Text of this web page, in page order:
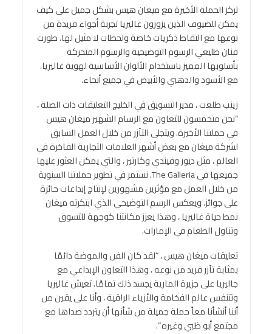
تركز الحملة الأخيرة مع ميغان هيس بشكل جميل على كيف
يمكن للضيوف الذين يزورون غاليريا تجربة أجواء فريدة من
نوعها مع التقاط ذكريات خاصة ولحظات لا مثيل لها. طورت
فنان طليعي الرسوم التوضيحية والرسوم المتحركة
بأسلوبها المميز باستخدام الألوان الأساسية لهوية غاليريا.
مع الأسود والذهبي والأبيض في جميع أنحاء.
زينب طلعت ، مدير التسويق في الخليج التعليقات ذات الصلة ،
“نحن متحمسون للتعاون مع الرسام الشهير ميغان هيس
في حملتنا الأخيرة. ويتجلى التآزر من خلال العمل السابق
لشركة ميغان مع بعض أشهر العلامات التجارية الفاخرة في
العالم ، مثل ديور وفيندي وكارتير ، والتي يمكن العثور عليها
جميعها في The Galleria. نستمر في تطوير حملاتنا السنوية
من خلال العمل مع مؤثرين مشهورين لإنتاج إبداعات حائزة
على جوائز. ويعكس الرسم التوضيحي الذي ابتكرته ميغان
نمط حياة غاليريا ، وهذا يعزز مكانتنا كوجهة للتسوق
وتناول الطعام في الإمارات.
تعليقات ميغان هيس ، “لقد كان الفن والموضة دائمًا
بمثابة تآزر فريد من نوعه ، وهذا التعاون الإبداعي مع
جاليريا على جزيرة المارية يجسد ذلك تمامًا. تعيش غاليريا
وتتنفس عالم الفخامة والأزياء الراقية ، وأنا على يقين من
أننا أنشأنا معاً حملة جميلة من شأنها أن يتردد صداها مع
مجتمع أبو ظبي وغيره “.